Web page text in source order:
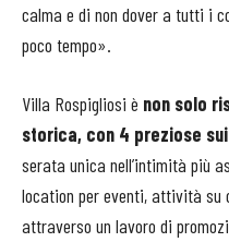
calma e di non dover a tutti i
poco tempo».
Villa Rospigliosi è non solo
storica, con 4 preziose
serata unica nell’intimità più
location per eventi, attività su
attraverso un lavoro di